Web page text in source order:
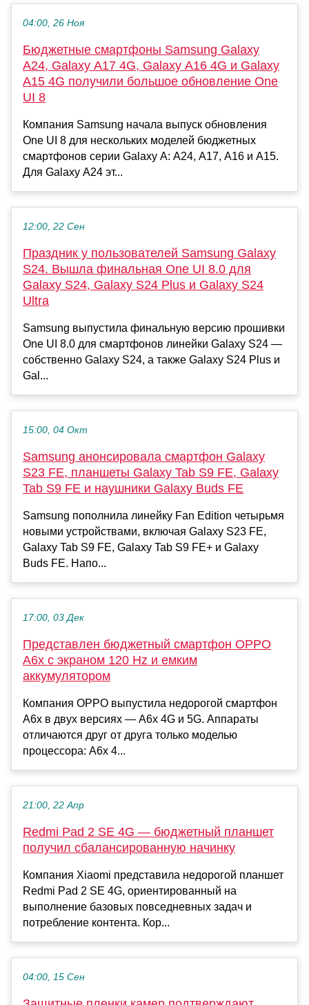
04:00, 26 Ноя
Бюджетные смартфоны Samsung Galaxy
A24, Galaxy A17 4G, Galaxy A16 4G и Galaxy
A15 4G получили большое обновление One
UI 8
Компания Samsung начала выпуск обновления
One UI 8 для нескольких моделей бюджетных
смартфонов серии Galaxy A: A24, A17, A16 и A15.
Для Galaxy A24 эт...
12:00, 22 Сен
Праздник у пользователей Samsung Galaxy
S24. Вышла финальная One UI 8.0 для
Galaxy S24, Galaxy S24 Plus и Galaxy S24
Ultra
Samsung выпустила финальную версию прошивки
One UI 8.0 для смартфонов линейки Galaxy S24 —
собственно Galaxy S24, а также Galaxy S24 Plus и
Gal...
15:00, 04 Окт
Samsung анонсировала смартфон Galaxy
S23 FE, планшеты Galaxy Tab S9 FE, Galaxy
Tab S9 FE и наушники Galaxy Buds FE
Samsung пополнила линейку Fan Edition четырьмя
новыми устройствами, включая Galaxy S23 FE,
Galaxy Tab S9 FE, Galaxy Tab S9 FE+ и Galaxy
Buds FE. Напо...
17:00, 03 Дек
Представлен бюджетный смартфон OPPO
A6x с экраном 120 Hz и емким
аккумулятором
Компания OPPO выпустила недорогой смартфон
A6x в двух версиях — A6x 4G и 5G. Аппараты
отличаются друг от друга только моделью
процессора: A6x 4...
21:00, 22 Апр
Redmi Pad 2 SE 4G — бюджетный планшет
получил сбалансированную начинку
Компания Xiaomi представила недорогой планшет
Redmi Pad 2 SE 4G, ориентированный на
выполнение базовых повседневных задач и
потребление контента. Кор...
04:00, 15 Сен